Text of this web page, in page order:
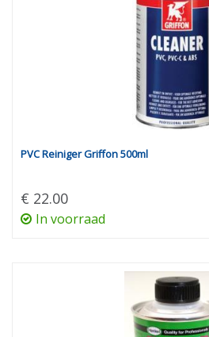
PVC Reiniger Griffon 500ml
€ 22.00
In voorraad